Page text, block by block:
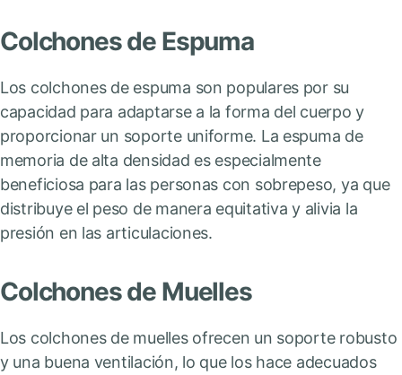
Colchones de Espuma
Los colchones de espuma son populares por su
capacidad para adaptarse a la forma del cuerpo y
proporcionar un soporte uniforme. La espuma de
memoria de alta densidad es especialmente
beneficiosa para las personas con sobrepeso, ya que
distribuye el peso de manera equitativa y alivia la
presión en las articulaciones.
Colchones de Muelles
Los colchones de muelles ofrecen un soporte robusto
y una buena ventilación, lo que los hace adecuados